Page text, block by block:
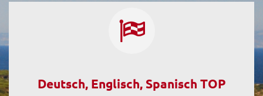
Deutsch, Englisch, Spanisch TOP